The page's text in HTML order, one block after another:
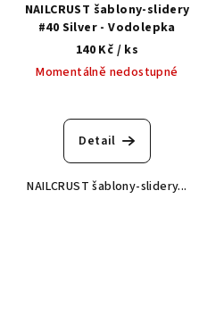
NAILCRUST šablony-slidery
#40 Silver - Vodolepka
140 Kč / ks
Momentálně nedostupné
Detail
NAILCRUST šablony-slidery...